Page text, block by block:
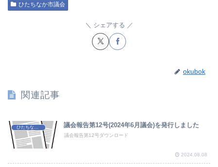
ひたちなか市議会
シェアする
okubok
関連記事
ひたちなか市議会 議会報告第12号(2024年6月議会)を発行しました
議会報告第12号ダウンロード
2024.08.08